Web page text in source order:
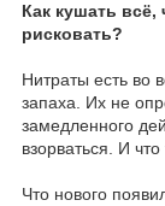
Как кушать
рисковать?
Нитраты есть во
запаха. Их не
замедленного
взорваться. И что
Что нового